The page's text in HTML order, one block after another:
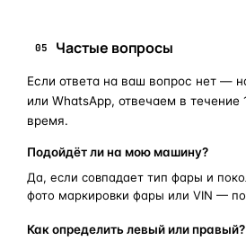
05 Частые вопросы
Если ответа на ваш вопрос нет —
или WhatsApp, отвечаем в течение
время.
Подойдёт ли на мою машину?
Да, если совпадает тип фары и
фото маркировки фары или VIN —
Как определить левый или правый?